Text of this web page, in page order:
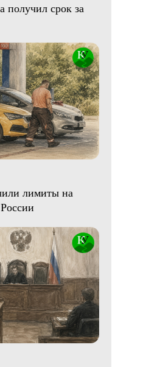
получил срок за
лимиты на